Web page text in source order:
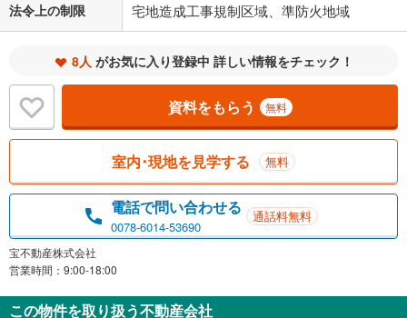
法令上の制限 宅地造成工事規制区域、準防火地域
8人 がお気に入り登録中 詳しい情報をチェック！
資料をもらう 無料
室内･現地を見学する 無料
電話で問い合わせる
0078-6014-53690
通話料無料
宝不動産株式会社
営業時間：9:00-18:00
この物件を取り扱う不動産会社